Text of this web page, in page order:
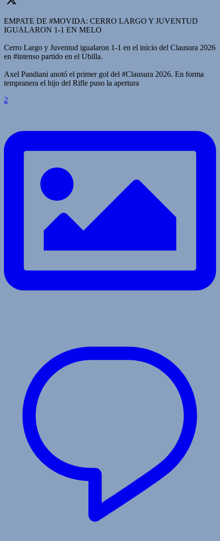
EMPATE DE #MOVIDA: CERRO LARGO Y JUVENTUD
IGUALARON 1-1 EN MELO
Cerro Largo y Juventud igualaron 1-1 en el inicio del Clausura 2026
en #intenso partido en el Ubilla.
Axel Pandiani anotó el primer gol del #Clausura 2026. En forma
tempranera el hijo del Rifle puso la apertura
2